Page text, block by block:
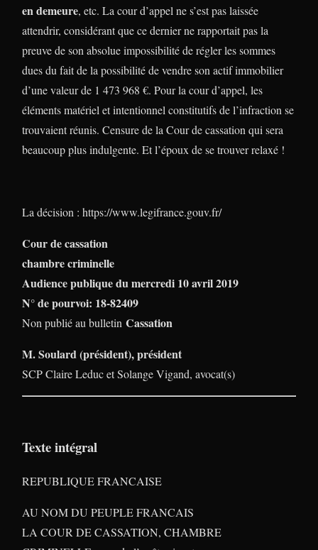
en demeure, etc. La cour d’appel ne s’est pas laissée
attendrir, considérant que ce dernier ne rapportait pas la
preuve de son absolue impossibilité de régler les sommes
dues du fait de la possibilité de vendre son actif immobilier
d’une valeur de 1 473 968 €. Pour la cour d’appel, les
éléments matériel et intentionnel constitutifs de l’infraction se
trouvaient réunis. Censure de la Cour de cassation qui sera
beaucoup plus indulgente. Et l’époux de se trouver relaxé !
La décision : https://www.legifrance.gouv.fr/
Cour de cassation
chambre criminelle
Audience publique du mercredi 10 avril 2019
N° de pourvoi: 18-82409
Non publié au bulletin Cassation
M. Soulard (président), président
SCP Claire Leduc et Solange Vigand, avocat(s)
Texte intégral
REPUBLIQUE FRANCAISE
AU NOM DU PEUPLE FRANCAIS
LA COUR DE CASSATION, CHAMBRE